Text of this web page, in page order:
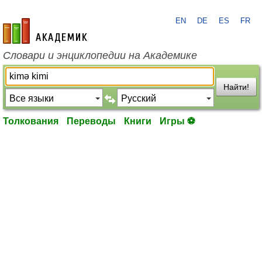
academic.ru
EN DE ES FR
Словари и энциклопедии на Академике
Найти!
Толкования Переводы Книги Игры ⚽